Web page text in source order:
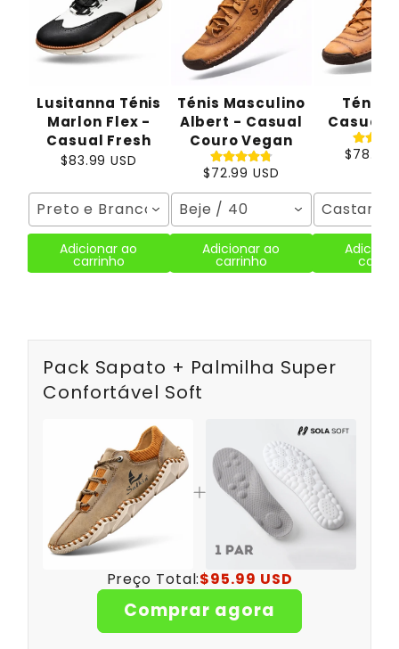
Lusitanna Ténis
Marlon Flex -
Casual Fresh
$83.99 USD
Preto e Branco / 40
Adicionar ao
carrinho
Ténis Masculino
Albert - Casual
Couro Vegan
$72.99 USD
Beje / 40
Adicionar ao
carrinho
Ténis
Casual
$78.99
Pack Sapato + Palmilha Super
Confortável Soft
Preço Total:$95.99 USD
Comprar agora